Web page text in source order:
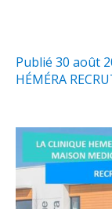
Publié 30 août
HÉMÉRA